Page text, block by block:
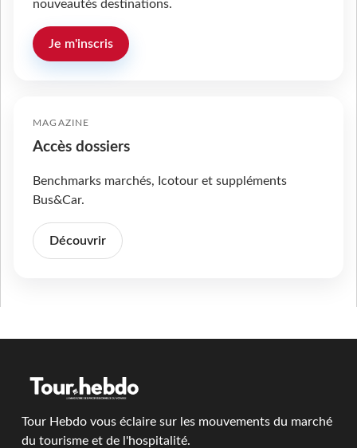
nouveautés destinations.
Je m'inscris
MAGAZINE
Accès dossiers
Benchmarks marchés, Icotour et suppléments
Bus&Car.
Découvrir
Tour Hebdo vous éclaire sur les mouvements du marché
du tourisme et de l'hospitalité.